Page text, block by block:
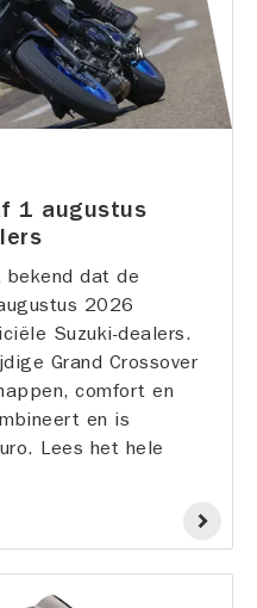
1 augustus
bekend dat de
2026
Suzuki-dealers.
Grand Crossover
comfort en
en is
Lees het hele